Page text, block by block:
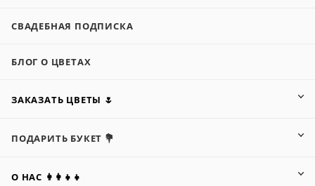
СВАДЕБНАЯ ПОДПИСКА
БЛОГ О ЦВЕТАХ
ЗАКАЗАТЬ ЦВЕТЫ 🌷
ПОДАРИТЬ БУКЕТ 💐
О НАС 👩‍👩‍👧‍👧